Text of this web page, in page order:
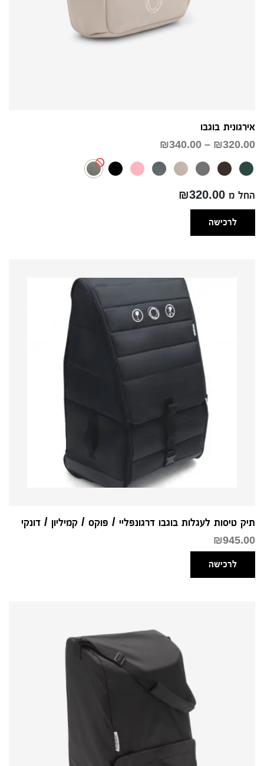
אירגונית בוגבו
₪320.00
–
₪340.00
עד
החל מ ₪320.00
לרכישה
תיק טיסות לעגלות בוגבו דרגונפליי / פוקס / קמיליון / דונקי
₪945.00
לרכישה